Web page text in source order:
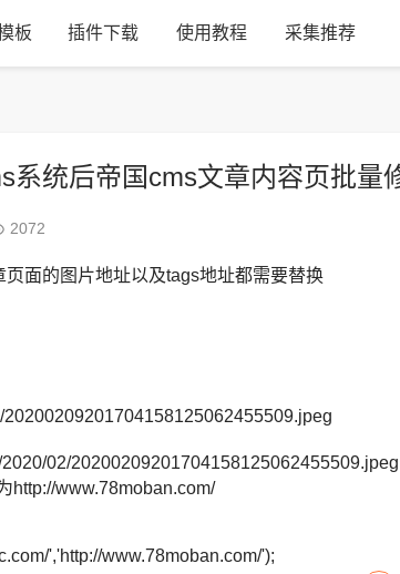
板 插件下载 使用教程 采集推荐
系统后帝国cms文章内容页批量
2072
面的图片地址以及tags地址都需要替换
02/20200209201704158125062455509.jpeg
http://www.78moban.com/
','http://www.78moban.com/');